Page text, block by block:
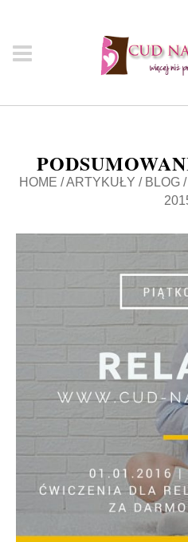
HOME /ARTYKUŁY / BLOG /